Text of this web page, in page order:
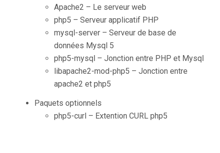
Apache2 – Le serveur web
php5 – Serveur applicatif PHP
mysql-server – Serveur de base de
données Mysql 5
php5-mysql – Jonction entre PHP et Mysql
libapache2-mod-php5 – Jonction entre
apache2 et php5
Paquets optionnels
php5-curl – Extention CURL php5